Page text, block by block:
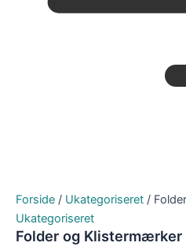
Forside / Ukategoriseret /
Ukategoriseret
Folder og Klistermærker